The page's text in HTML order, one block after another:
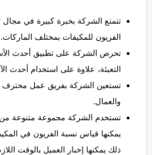
تتمتع الشركة بخبرة كبيرة في مجال
الفريون للمكيفات بمختلف الماركات.
تحرص الشركة على تطبيق أحدث
التعبئة، علاوة على استخدام أحدث
تستعين الشركة بفريق عمل محترف
والعمال.
تستخدم الشركة مجموعة متنوعة من
يمكنها قياس نسبة الفريون في
ذلك يمكنها إخبار العميل بالوقت